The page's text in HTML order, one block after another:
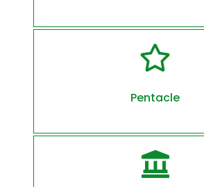

Pentacle
